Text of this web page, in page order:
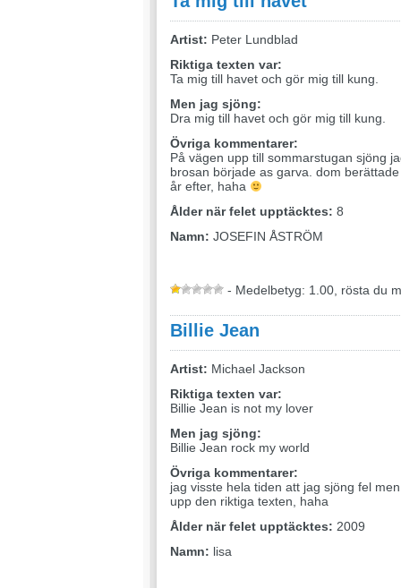
Artist: Peter Lundblad
Riktiga texten var:
Ta mig till havet och gör mig till kung.
Men jag sjöng:
Dra mig till havet och gör mig till kung.
Övriga kommentarer:
På vägen upp till sommarstugan sjöng
brosan började as garva. dom
år efter, haha
Ålder när felet upptäcktes: 8
Namn: JOSEFIN ÅSTRÖM
- Medelbetyg: 1.00, rösta du
Billie Jean
Artist: Michael Jackson
Riktiga texten var:
Billie Jean is not my lover
Men jag sjöng:
Billie Jean rock my world
Övriga kommentarer:
jag visste hela tiden att jag sjöng fel
upp den riktiga texten, haha
Ålder när felet upptäcktes: 2009
Namn: lisa